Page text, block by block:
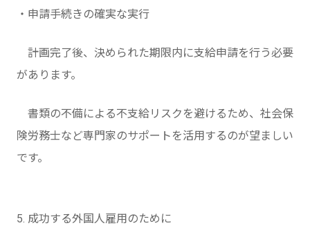
・申請手続きの確実な実行
計画完了後、決められた期限内に支給申請を行う必要
があります。
書類の不備による不支給リスクを避けるため、社会保
険労務士など専門家のサポートを活用するのが望ましい
です。
5. 成功する外国人雇用のために